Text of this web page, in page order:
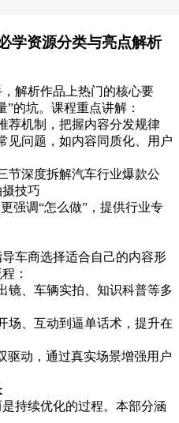
学资源分类与亮点解析
解析作品上热门的核心要
的坑。课程重点讲解：
机制，把握内容分发规律
问题，如内容同质化、用户
深度拆解汽车行业爆款公
技巧
强调“怎么做”，提供行业专
车商选择适合自己的内容形
：
、车辆实拍、知识科普等多
、互动到逼单话术，提升在
驱动，通过真实场景增强用户
持续优化的过程。本部分涵